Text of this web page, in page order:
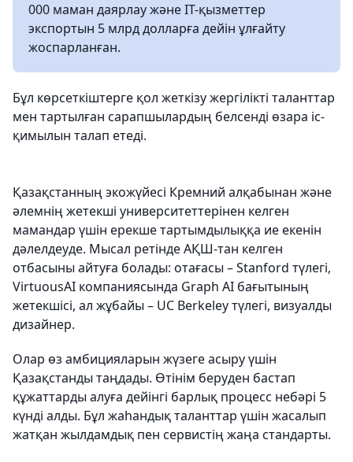
000 маман даярлау және IT-қызметтер
экспортын 5 млрд долларға дейін ұлғайту
жоспарланған.
Бұл көрсеткіштерге қол жеткізу жергілікті таланттар
мен тартылған сарапшылардың белсенді өзара іс-
қимылын талап етеді.
Қазақстанның экожүйесі Кремний алқабынан және
әлемнің жетекші университеттерінен келген
мамандар үшін ерекше тартымдылыққа ие екенін
дәлелдеуде. Мысал ретінде АҚШ-тан келген
отбасыны айтуға болады: отағасы – Stanford түлегі,
VirtuousAI компаниясында Graph AI бағытының
жетекшісі, ал жұбайы – UC Berkeley түлегі, визуалды
дизайнер.
Олар өз амбицияларын жүзеге асыру үшін
Қазақстанды таңдады. Өтінім беруден бастап
құжаттарды алуға дейінгі барлық процесс небәрі 5
күнді алды. Бұл жаһандық таланттар үшін жасалып
жатқан жылдамдық пен сервистің жаңа стандарты.